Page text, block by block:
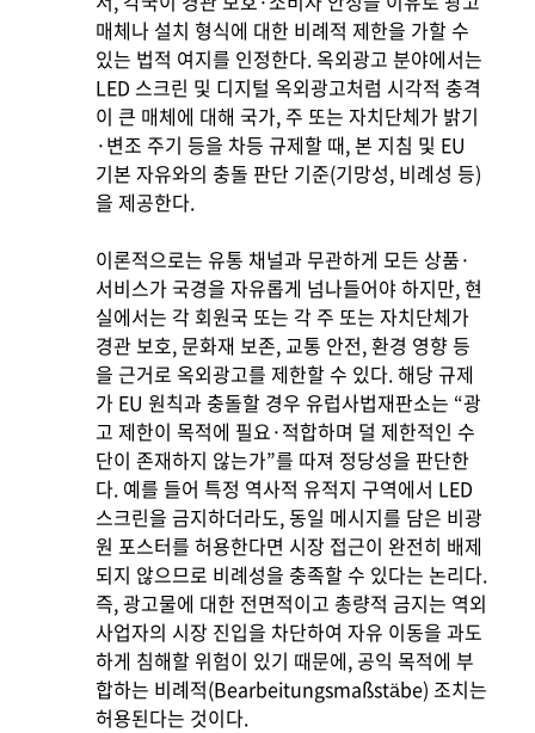
매체나 설치 형식에 대한 비례적 제한을 가할 수
있는 법적 여지를 인정한다. 옥외광고 분야에서는
LED 스크린 및 디지털 옥외광고처럼 시각적 충격
이 큰 매체에 대해 국가, 주 또는 자치단체가 밝기
·변조 주기 등을 차등 규제할 때, 본 지침 및 EU
기본 자유와의 충돌 판단 기준(기망성, 비례성 등)
을 제공한다.
이론적으로는 유통 채널과 무관하게 모든 상품·
서비스가 국경을 자유롭게 넘나들어야 하지만, 현
실에서는 각 회원국 또는 각 주 또는 자치단체가
경관 보호, 문화재 보존, 교통 안전, 환경 영향 등
을 근거로 옥외광고를 제한할 수 있다. 해당 규제
가 EU 원칙과 충돌할 경우 유럽사법재판소는 “광
고 제한이 목적에 필요·적합하며 덜 제한적인 수
단이 존재하지 않는가”를 따져 정당성을 판단한
다. 예를 들어 특정 역사적 유적지 구역에서 LED
스크린을 금지하더라도, 동일 메시지를 담은 비광
원 포스터를 허용한다면 시장 접근이 완전히 배제
되지 않으므로 비례성을 충족할 수 있다는 논리다.
즉, 광고물에 대한 전면적이고 총량적 금지는 역외
사업자의 시장 진입을 차단하여 자유 이동을 과도
하게 침해할 위험이 있기 때문에, 공익 목적에 부
합하는 비례적(Bearbeitungsmaßstäbe) 조치는
허용된다는 것이다.